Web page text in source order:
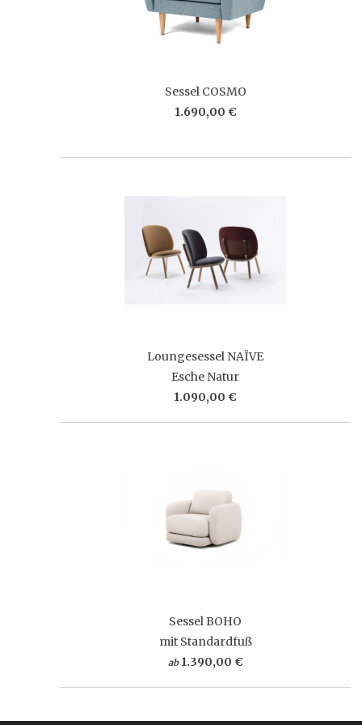
Sessel COSMO
1.690,00 €
Loungesessel NAÏVE
Esche Natur
1.090,00 €
Sessel BOHO
mit Standardfuß
ab 1.390,00 €